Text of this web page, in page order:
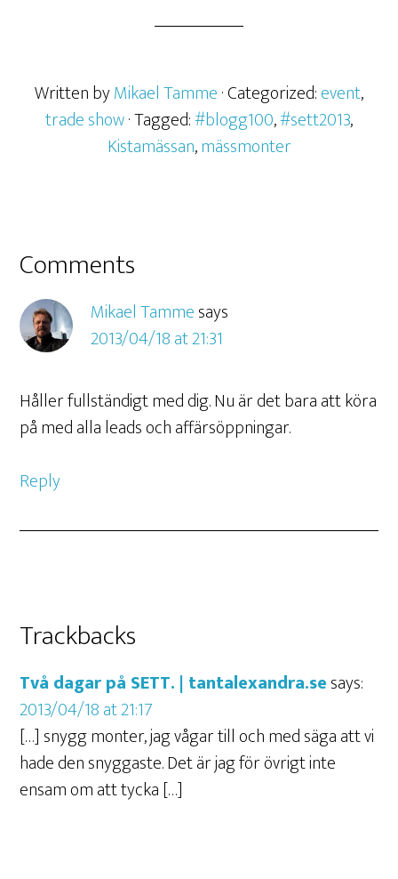
Written byMikael Tamme· Categorized:event,
trade show· Tagged:#blogg100,#sett2013,
Kistamässan,mässmonter
Comments
Mikael Tammesays
2013/04/18 at 21:31
Håller fullständigt med dig. Nu är det bara att köra
på med alla leads och affärsöppningar.
Reply
Trackbacks
Två dagar på SETT. | tantalexandra.sesays:
2013/04/18 at 21:17
[…] snygg monter, jag vågar till och med säga att vi
hade den snyggaste. Det är jag för övrigt inte
ensam om att tycka […]